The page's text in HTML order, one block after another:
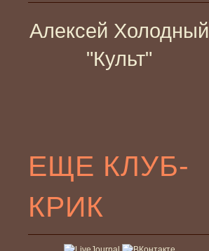
Алексей Холодный
"Культ"
ЕЩЕ КЛУБ-
КРИК